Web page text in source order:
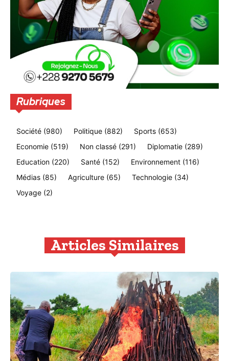
Rubriques
Société (980) Politique (882) Sports (653)
Economie (519) Non classé (291) Diplomatie (289)
Education (220) Santé (152) Environnement (116)
Médias (85) Agriculture (65) Technologie (34)
Voyage (2)
Articles Similaires